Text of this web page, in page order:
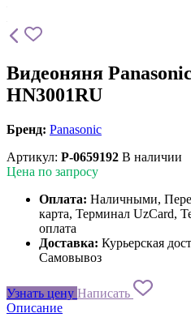
Видеоняня
HN3001RU
Бренд: Panasonic
Артикул: P-0659192 В наличии
Цена по запросу
Оплата: Наличными,
карта, Терминал UzCard,
оплата
Доставка: Курьерская
Самовывоз
Узнать цену Написать
Описание